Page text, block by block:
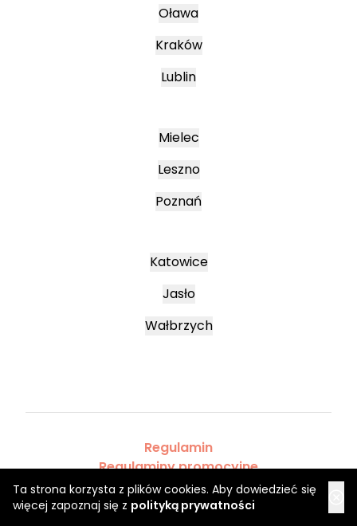
Ta strona korzysta z plików cookies. Aby dowiedzieć się
więcej zapoznaj się z polityką prywatności
Oława
Kraków
Lublin
Mielec
Leszno
Poznań
Katowice
Jasło
Wałbrzych
Regulamin
Regulaminy promocyjne
Polityka prywatności